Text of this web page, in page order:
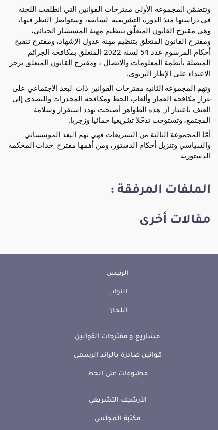
وتتضمّن المجموعة الأولى مقترحات القوانين التي انطلقت اللجنة
في دراستها منذ الدورة التشريعية السابقة، وستواصل النظر فيها،
وهي مقترح القانون المتعلّق بتنظيم مهنة المستشار الجبائي،
ومقترح القانون المتعلق بتنظيم مهنة عدول الإشهاد، ومقترح تنقيح
أحكام المرسوم عدد 54 لسنة 2022 المتعلق بمكافحة الجرائم
المتصلة بأنظمة المعلومات والاتصال ، ومقترح القانون المتعلق بزجر
الاعتداء على الإطار التربوي.
وتهم المجموعة الثانية مقترحات القوانين ذات البعد الاجتماعي على
غرار مكافحة القمار وألعاب الحظ ومكافحة المخدرات والتصدي إلى
العنف باعتبار أن هذه الظواهر أصبحت تهدد استقرار وسلامة
المجتمع، وتستوجب تدخّلا تشريعيا حمائيا وزجريا.
أمّا المجموعة الثالثة من التشريعات فهي تهم البعد المؤسساتي
والسياسي وتنزيل أحكام الدستور، ومن أهمها مقترح إحداث المحكمة
الدستورية
الملفات المرفقة :
مقالات أخرى
الرئيس
النواب
اللجان
مشاريع و مقترحات القوانين
قوانين صادرة بالرائد الرسمي
مطبوعات على الخط
الأرشيف التشريعي
مكتبة المجلس